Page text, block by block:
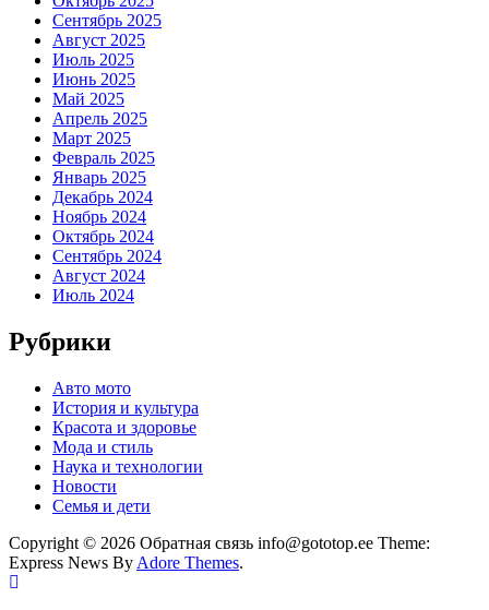
Сентябрь 2025
Август 2025
Июль 2025
Июнь 2025
Май 2025
Апрель 2025
Март 2025
Февраль 2025
Январь 2025
Декабрь 2024
Ноябрь 2024
Октябрь 2024
Сентябрь 2024
Август 2024
Июль 2024
Рубрики
Авто мото
История и культура
Красота и здоровье
Мода и стиль
Наука и технологии
Новости
Семья и дети
Copyright © 2026 Обратная связь info@gototop.ee Theme:
Express News By Adore Themes.